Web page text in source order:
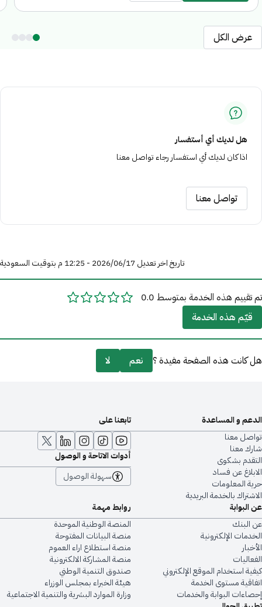
عرض الكل
هل لديك أي أستفسار
اذا كان لديك أي استفسار رجاء تواصل معنا
تواصل معنا
تاريخ اخر تعديل 17‏/06‏/2026 - 12:25 م بتوقيت السعودية
تم تقييم هذه الخدمة بمتوسط 0.0
قيّم هذه الخدمة
هل كانت هذه الصفحة مفيدة ؟ نعم لا
عن البوابة
عن البنك
الخدمات الإلكترونية
الأخبار
الفعاليات
كيفية استخدام الموقع الإلكتروني
اتفاقية مستوى الخدمة
إحصاءات البوابة والخدمات
روابط مهمة
المنصة الوطنية الموحدة
منصة البيانات المفتوحة
منصة استطلاع اراء العموم
منصة المشاركة الالكترونية
صندوق التنمية الوطني
هيئة الخبراء بمجلس الوزراء
وزارة الموارد البشرية والتنمية الاجتماعية
الدعم و المساعدة
تواصل معنا
شارك معنا
التقدم بشكوى
الابلاغ عن فساد
حرية المعلومات
الاشتراك بالخدمة البريدية
تابعنا على
أدوات الاتاحة و الوصول
سهولة الوصول